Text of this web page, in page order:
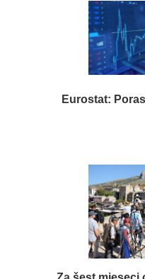
Eurostat: